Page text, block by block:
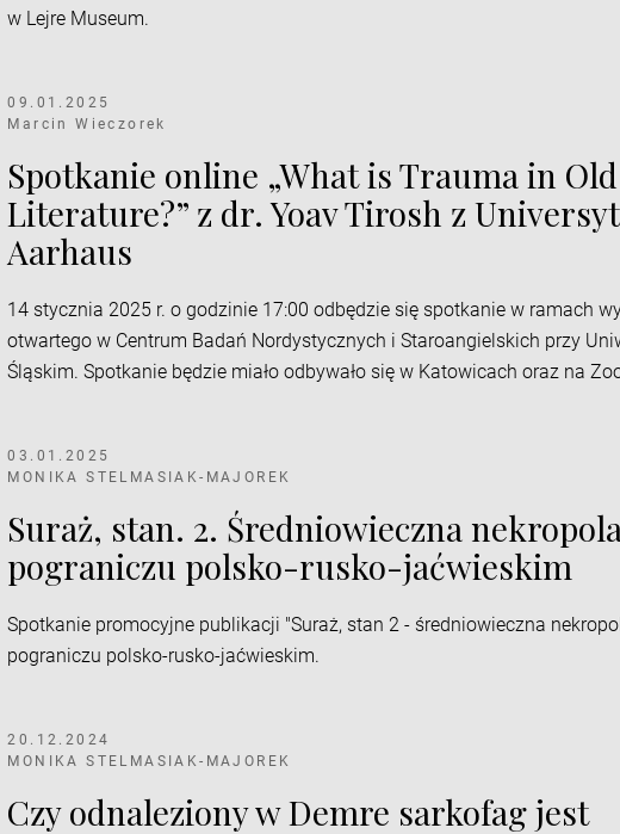
w Lejre Museum.
09.01.2025
Marcin Wieczorek
Spotkanie online „What is Trauma in
Literature?” z dr. Yoav Tirosh z
Aarhaus
14 stycznia 2025 r. o godzinie 17:00 odbędzie się spotkanie w ramach
otwartego w Centrum Badań Nordystycznych i Staroangielskich przy
Śląskim. Spotkanie będzie miało odbywało się w Katowicach oraz na
03.01.2025
MONIKA STELMASIAK-MAJOREK
Suraż, stan. 2. Średniowieczna
pograniczu polsko-rusko-jaćwieskim
Spotkanie promocyjne publikacji "Suraż, stan 2 - średniowieczna
pograniczu polsko-rusko-jaćwieskim.
20.12.2024
MONIKA STELMASIAK-MAJOREK
Czy odnaleziony w Demre sarkofag jest